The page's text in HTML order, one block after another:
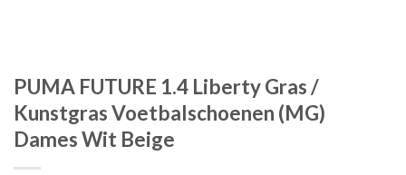
PUMA FUTURE 1.4 Liberty Gras /
Kunstgras Voetbalschoenen (MG)
Dames Wit Beige